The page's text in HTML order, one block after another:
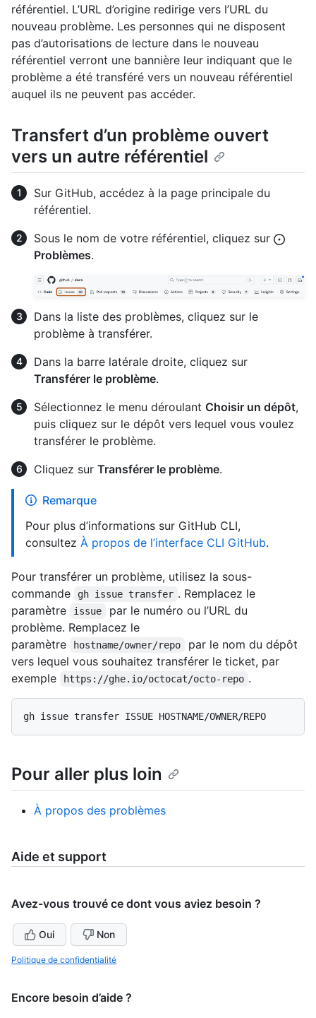
référentiel. L’URL d’origine redirige vers l’URL du
nouveau problème. Les personnes qui ne disposent
pas d’autorisations de lecture dans le nouveau
référentiel verront une bannière leur indiquant que le
problème a été transféré vers un nouveau référentiel
auquel ils ne peuvent pas accéder.
Transfert d’un problème ouvert
vers un autre référentiel
Sur GitHub, accédez à la page principale du
référentiel.
Sous le nom de votre référentiel, cliquez sur
Problèmes.
Dans la liste des problèmes, cliquez sur le
problème à transférer.
Dans la barre latérale droite, cliquez sur
Transférer le problème.
Sélectionnez le menu déroulant Choisir un dépôt,
puis cliquez sur le dépôt vers lequel vous voulez
transférer le problème.
Cliquez sur Transférer le problème.
Remarque
Pour plus d’informations sur GitHub CLI,
consultez À propos de l’interface CLI GitHub.
Pour transférer un problème, utilisez la sous-
commande
gh issue transfer . Remplacez le
paramètre
issue
par le numéro ou l’URL du
problème. Remplacez le
paramètre
hostname/owner/repo
par le nom du dépôt
vers lequel vous souhaitez transférer le ticket, par
exemple
https://ghe.io/octocat/octo-repo .
Pour aller plus loin
À propos des problèmes
Aide et support
Avez-vous trouvé ce dont vous aviez besoin ?
Oui Non
Politique de confidentialité
Encore besoin d’aide ?